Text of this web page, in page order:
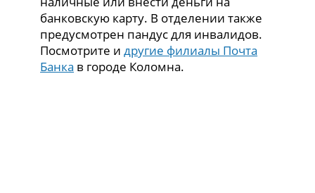
банковскую карту. В отделении также
предусмотрен пандус для инвалидов.
Посмотрите идругие филиалы Почта
Банка в городе Коломна.